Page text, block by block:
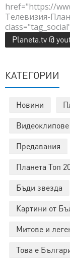
href="https://
Телевизия-
Planeta.tv @
КАТЕГОРИИ
Новини
Видеоклипове
Предавания
Планета Топ
Бъди звезда
Картини от
Митове и
Това е